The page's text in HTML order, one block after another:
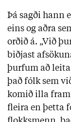
Þá sagði hann
eins og aðra
orðið á. „Við
biðjast
þurfum að
það fólk sem
komið illa fram
fleira en þetta